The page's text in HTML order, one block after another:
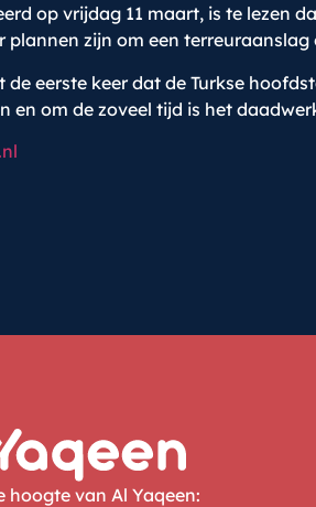
op vrijdag 11 maart, is te lezen
plannen zijn om een
de eerste keer dat de Turkse
en om de zoveel tijd is het
hoogte van Al Yaqeen: